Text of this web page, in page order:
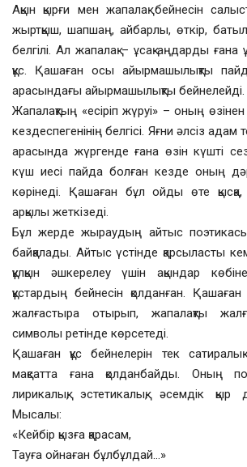
Ақын қырғи мен жапалақ бейнесін
жыртқыш, шапшаң, айбарлы, өткір,
белгілі. Ал жапалақ – ұсақ аңдарды ғана
құс. Қашаған осы айырмашылықты
арасындағы айырмашылықты бейнелейді.
Жапалақтың «есіріп жүруі» – оның
кездеспегенінің белгісі. Яғни әлсіз адам
арасында жүргенде ғана өзін күшті
күш иесі пайда болған кезде оның
көрінеді. Қашаған бұл ойды өте қысқа,
арқылы жеткізеді.
Бұл жерде жыраудың айтыс
байқалады. Айтыс үстінде қарсыласты
құлқын әшкерелеу үшін ақындар
құстардың бейнесін қолданған.
жалғастыра отырып, жапалақты
символы ретінде көрсетеді.
Қашаған құс бейнелерін тек
мақсатта ғана қолданбайды. Оның
лирикалық, эстетикалық, әсемдік қыр
Мысалы:
«Кейбір қызға қарасам,
Тауға ойнаған бұлбұлдай…»